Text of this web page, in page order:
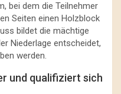
bei dem die Teilnehmer
Seiten einen Holzblock
bildet die mächtige
Niederlage entscheidet,
werden.
und qualifiziert sich